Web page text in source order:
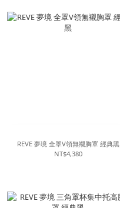
REVE 夢境 全罩V領無襯胸罩 經典黑
NT$4,380